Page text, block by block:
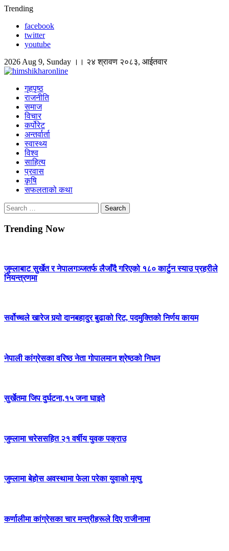
Skip
content
Trending
facebook
twitter
youtube
2026 Aug 9, Sunday ।। २४ श्रावण २०८३, आईतवार
Himshikhar Online
गृहपृष्ठ
राजनीति
समाज
विचार
कर्पोरेट
अन्तर्वार्ता
स्वास्थ्य
विश्व
साहित्य
प्रवास
कृषि
सफलताको कथा
Search
for:
Trending Now
जुम्लाबाट सुर्खेत र नेपालगञ्जतर्फ लैजाँदै गरिएको १८० कार्टुन स्याउ प्रहरीले
नियन्त्रणमा
सर्वोच्चले खारेज गर्‍यो दानबहादुर बुढाको रिट, पदमुक्तिको निर्णय कायम
नेपाली कांग्रेसका वरिष्ठ नेता गोपालमान श्रेष्ठको निधन
सुर्खेतमा जिप दुर्घटना,१५ जना घाइते
जुम्लामा चरेससहित २१ वर्षीय युवक पक्राउ
जुम्लामा बेहोस अवस्थामा फेला परेका युवाको मृत्यु
कर्णालीमा कांग्रेसका चार मन्त्रीहरूले दिए राजीनामा